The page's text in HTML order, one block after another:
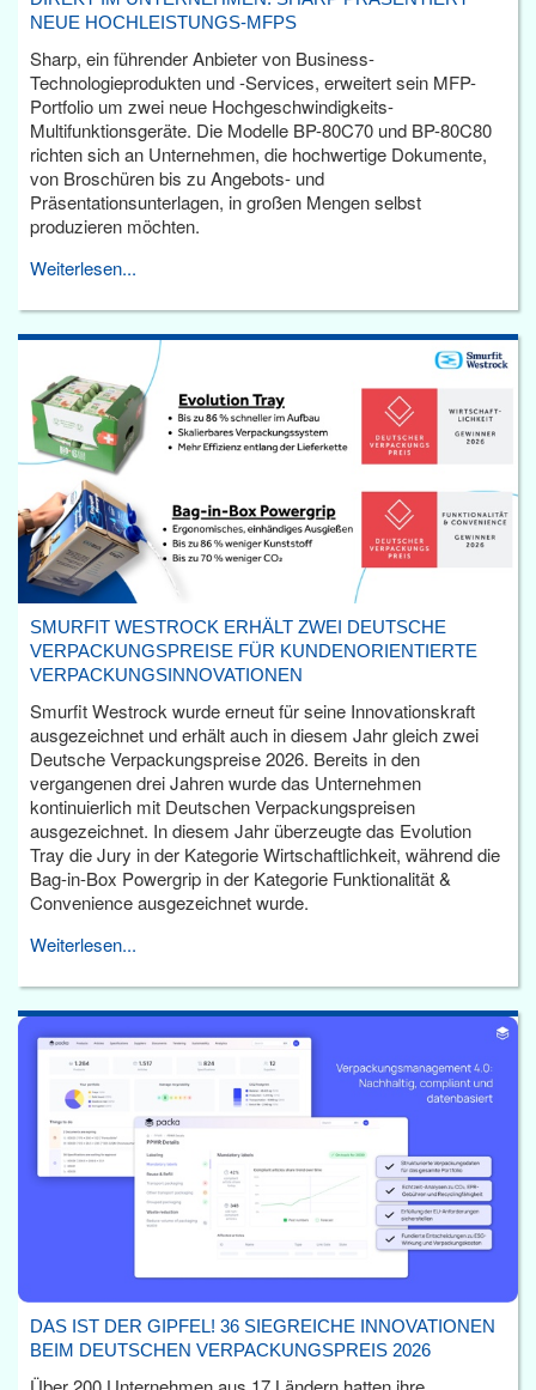
NEUE HOCHLEISTUNGS-MFPS
Sharp, ein führender Anbieter von Business-
Technologieprodukten und -Services, erweitert sein MFP-
Portfolio um zwei neue Hochgeschwindigkeits-
Multifunktionsgeräte. Die Modelle BP-80C70 und BP-80C80
richten sich an Unternehmen, die hochwertige Dokumente,
von Broschüren bis zu Angebots- und
Präsentationsunterlagen, in großen Mengen selbst
produzieren möchten.
Weiterlesen...
SMURFIT WESTROCK ERHÄLT ZWEI DEUTSCHE
VERPACKUNGSPREISE FÜR KUNDENORIENTIERTE
VERPACKUNGSINNOVATIONEN
Smurfit Westrock wurde erneut für seine Innovationskraft
ausgezeichnet und erhält auch in diesem Jahr gleich zwei
Deutsche Verpackungspreise 2026. Bereits in den
vergangenen drei Jahren wurde das Unternehmen
kontinuierlich mit Deutschen Verpackungspreisen
ausgezeichnet. In diesem Jahr überzeugte das Evolution
Tray die Jury in der Kategorie Wirtschaftlichkeit, während die
Bag-in-Box Powergrip in der Kategorie Funktionalität &
Convenience ausgezeichnet wurde.
Weiterlesen...
DAS IST DER GIPFEL! 36 SIEGREICHE INNOVATIONEN
BEIM DEUTSCHEN VERPACKUNGSPREIS 2026